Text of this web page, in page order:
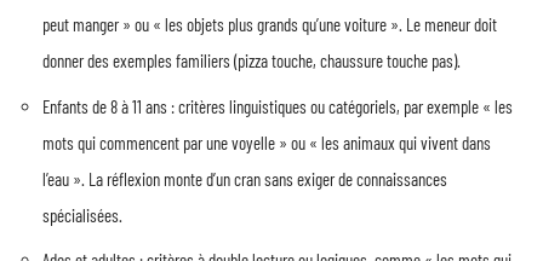
peut manger » ou « les objets plus grands qu’une voiture ». Le meneur doit
donner des exemples familiers (pizza touche, chaussure touche pas).
Enfants de 8 à 11 ans : critères linguistiques ou catégoriels, par exemple « les
mots qui commencent par une voyelle » ou « les animaux qui vivent dans
l’eau ». La réflexion monte d’un cran sans exiger de connaissances
spécialisées.